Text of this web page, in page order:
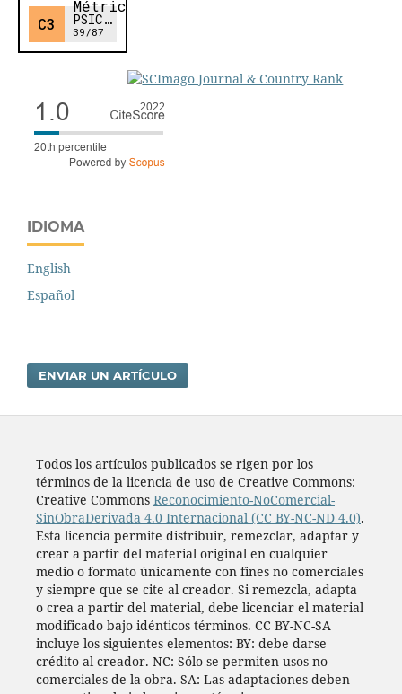
IDIOMA
English
Español
ENVIAR UN ARTÍCULO
Todos los artí­culos publicados se rigen por los
términos de la licencia de uso de Creative Commons:
Creative Commons Reconocimiento-NoComercial-
SinObraDerivada 4.0 Internacional (CC BY-NC-ND 4.0).
Esta licencia permite distribuir, remezclar, adaptar y
crear a partir del material original en cualquier
medio o formato únicamente con fines no comerciales
y siempre que se cite al creador. Si remezcla, adapta
o crea a partir del material, debe licenciar el material
modificado bajo idénticos términos. CC BY-NC-SA
incluye los siguientes elementos: BY: debe darse
crédito al creador. NC: Sólo se permiten usos no
comerciales de la obra. SA: Las adaptaciones deben